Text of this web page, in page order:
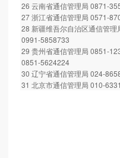
26 云南省通信管理局 0871-
27 浙江省通信管理局 0571-
28 新疆维吾尔自治区通信管理
0991-5858733
29 贵州省通信管理局 0851-
0851-5624224
30 辽宁省通信管理局 024-
31 北京市通信管理局 010-